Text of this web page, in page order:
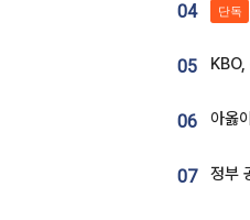
04 단독
05
06
07